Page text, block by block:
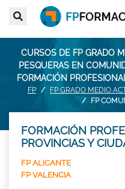
CURSOS DE FP GRADO
PESQUERAS EN
FORMACIÓN
FP
FP GRADO MEDIO
FP
FORMACIÓN
PROVINCIAS Y
FP ALICANTE
FP VALENCIA